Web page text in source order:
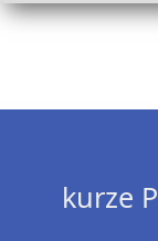
kurze